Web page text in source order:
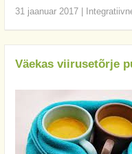
31 jaanuar 2017|
Väekas viirusetõrje